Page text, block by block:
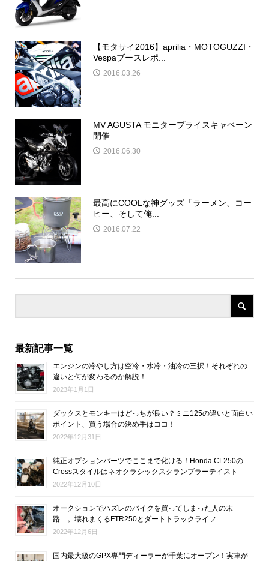
【モタサイ2016】aprilia・MOTOGUZZI・
Vespaブースレポ...
2016.03.26
MV AGUSTA モニタープライスキャペーン
開催
2016.06.30
最高にCOOLな神グッズ「ラーメン、コー
ヒー、そして俺...
2016.07.22
最新記事一覧
エンジンの冷やし方は空冷・水冷・油冷の三択！それぞれの
違いと何が変わるのか解説！
2023年1月1日
ダックスとモンキーはどっちが良い？ミニ125の違いと面白い
ポイント、買う場合の決め手はココ！
2022年12月31日
純正オプションパーツでここまで化ける！Honda CL250の
Crossスタイルはネオクラシックスクランブラーテイスト
2022年12月10日
オークションでハズレのバイクを買ってしまった人の末
路…。壊れまくるFTR250とダートトラックライフ
2022年12月6日
国内最大級のGPX専門ディーラーが千葉にオープン！実車が